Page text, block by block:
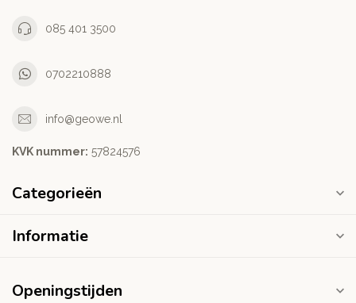
085 401 3500
0702210888
info@geowe.nl
KVK nummer: ‭57824576‬
Categorieën
Informatie
Openingstijden